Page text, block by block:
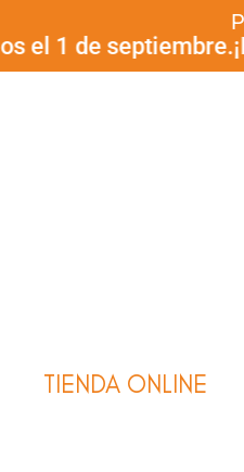
de septiembre.
TIENDA ONLINE